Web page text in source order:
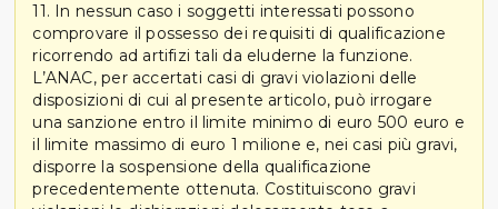
11. In nessun caso i soggetti interessati possono
comprovare il possesso dei requisiti di qualificazione
ricorrendo ad artifizi tali da eluderne la funzione.
L’ANAC, per accertati casi di gravi violazioni delle
disposizioni di cui al presente articolo, può irrogare
una sanzione entro il limite minimo di euro 500 euro e
il limite massimo di euro 1 milione e, nei casi più gravi,
disporre la sospensione della qualificazione
precedentemente ottenuta. Costituiscono gravi